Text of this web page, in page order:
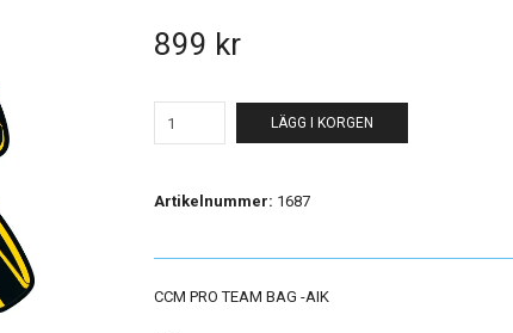
899 kr
LÄGG I KORGEN
Artikelnummer: 1687
CCM PRO TEAM BAG -AIK